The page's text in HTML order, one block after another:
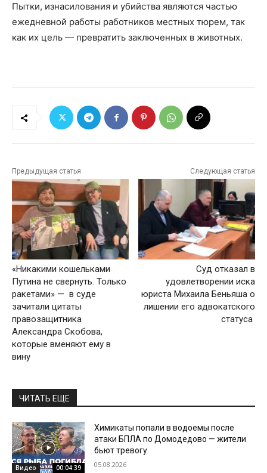
Пытки, изнасилования и убийства являются частью
ежедневной работы работников местных тюрем, так
как их цель — превратить заключенных в животных.
Предыдущая статья
«Никакими кошельками
Путина не свернуть. Только
ракетами» — в суде
зачитали цитаты
правозащитника
Александра Скобова,
которые вменяют ему в
вину
Следующая статья
Суд отказал в
удовлетворении иска
юриста Михаила Беньяша о
лишении его адвокатского
статуса
ЧИТАТЬ ЕЩЕ
Видео 00:04:39
Химикаты попали в водоемы после
атаки БПЛА по Домодедово — жители
бьют тревогу
05.08.2026